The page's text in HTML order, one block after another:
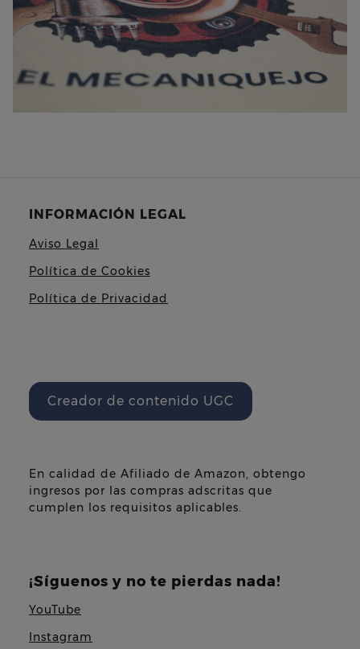
INFORMACIÓN LEGAL
Aviso Legal
Política de Cookies
Política de Privacidad
Creador de contenido UGC
En calidad de Afiliado de Amazon, obtengo
ingresos por las compras adscritas que
cumplen los requisitos aplicables.
¡Síguenos y no te pierdas nada!
YouTube
Instagram